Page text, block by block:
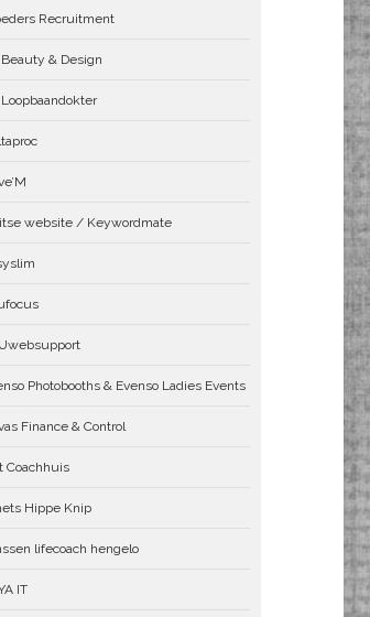
Recruitment
Beauty & Design
Loopbaandokter
website / Keywordmate
Photobooths & Evenso Ladies Events
Finance & Control
Coachhuis
Hippe Knip
lifecoach hengelo
IT